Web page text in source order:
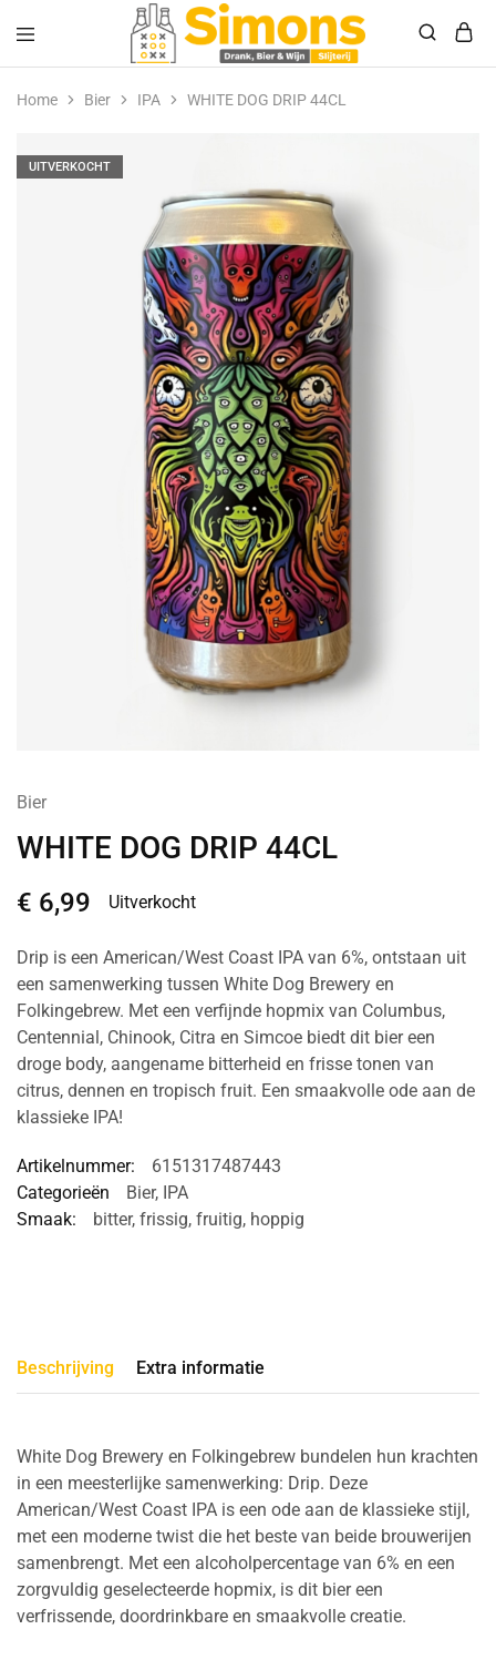
Simonsdrank.nl
Drank,
Bier
&
Home Bier IPA WHITE DOG DRIP 44CL
UITVERKOCHT
Bier
WHITE DOG DRIP 44CL
€ 6,99 Uitverkocht
Drip is een American/West Coast IPA van 6%, ontstaan uit
een samenwerking tussen White Dog Brewery en
Folkingebrew. Met een verfijnde hopmix van Columbus,
Centennial, Chinook, Citra en Simcoe biedt dit bier een
droge body, aangename bitterheid en frisse tonen van
citrus, dennen en tropisch fruit. Een smaakvolle ode aan de
klassieke IPA!
Artikelnummer:
6151317487443
Categorieën
Bier, IPA
Smaak:
bitter, frissig, fruitig, hoppig
Beschrijving Extra informatie
White Dog Brewery en Folkingebrew bundelen hun krachten
in een meesterlijke samenwerking: Drip. Deze
American/West Coast IPA is een ode aan de klassieke stijl,
met een moderne twist die het beste van beide brouwerijen
samenbrengt. Met een alcoholpercentage van 6% en een
zorgvuldig geselecteerde hopmix, is dit bier een
verfrissende, doordrinkbare en smaakvolle creatie.